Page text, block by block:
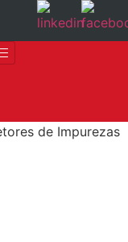
de Impurezas